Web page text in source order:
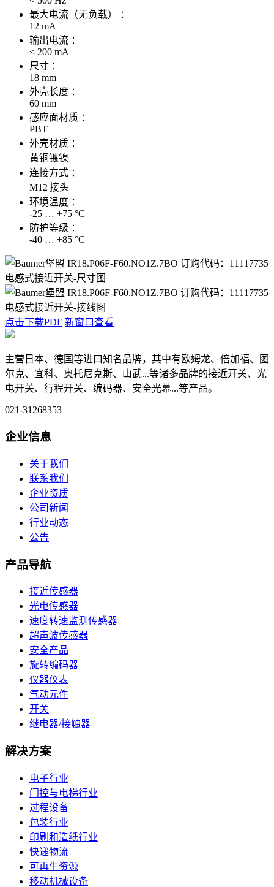
最大电流（无负载） ：
12 mA
输出电流 ：
< 200 mA
尺寸 ：
18 mm
外壳长度 ：
60 mm
感应面材质 ：
PBT
外壳材质 ：
黄铜镀镍
连接方式 ：
M12 接头
环境温度 ：
-25 … +75 °C
防护等级 ：
-40 … +85 °C
点击下载PDF 新窗口查看
主营日本、德国等进口知名品牌，其中有欧姆龙、倍加福、图
尔克、宜科、奥托尼克斯、山武...等诸多品牌的接近开关、光
电开关、行程开关、编码器、安全光幕...等产品。
021-31268353
企业信息
关于我们
联系我们
企业资质
公司新闻
行业动态
公告
产品导航
接近传感器
光电传感器
速度转速监测传感器
超声波传感器
安全产品
旋转编码器
仪器仪表
气动元件
开关
继电器/接触器
解决方案
电子行业
门控与电梯行业
过程设备
包装行业
印刷和造纸行业
快递物流
可再生资源
移动机械设备